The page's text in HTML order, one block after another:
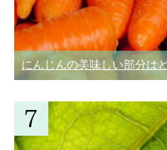
にんじんの美味しい部分は